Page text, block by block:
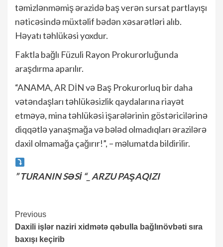
təmizlənməmiş ərazidə baş verən sursat partlayışı
nəticəsində müxtəlif bədən xəsarətləri alıb.
Həyatı təhlükəsi yoxdur.
Faktla bağlı Füzuli Rayon Prokurorluğunda
araşdırma aparılır.
“ANAMA, AR DİN və Baş Prokurorluq bir daha
vətəndaşları təhlükəsizlik qaydalarına riayət
etməyə, mina təhlükəsi işarələrinin göstəricilərinə
diqqətlə yanaşmağa və bələd olmadıqları ərazilərə
daxil olmamağa çağırır!”, – məlumatda bildirilir.
” TURANIN SƏSİ “_ ARZU PAŞAQIZI
Continue
Reading
Previous
Daxili işlər naziri xidmətə qəbulla bağlınövbəti sıra
baxışı keçirib